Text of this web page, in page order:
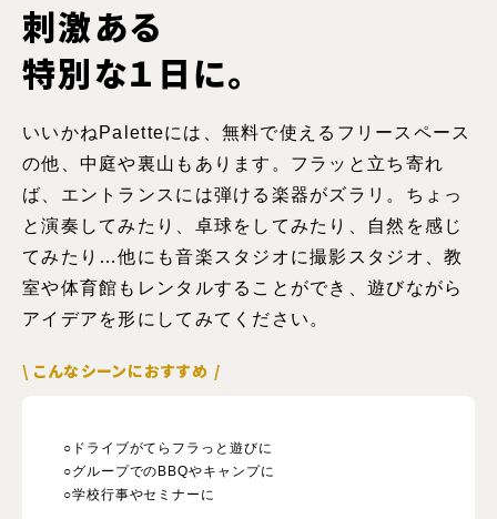
刺激ある
特別な１日に。
いいかねPaletteには、無料で使えるフリースペース
の他、中庭や裏山もあります。フラッと立ち寄れ
ば、エントランスには弾ける楽器がズラリ。ちょっ
と演奏してみたり、卓球をしてみたり、自然を感じ
てみたり…他にも音楽スタジオに撮影スタジオ、教
室や体育館もレンタルすることができ、遊びながら
アイデアを形にしてみてください。
\ こんなシーンにおすすめ /
○ドライブがてらフラっと遊びに
○グループでのBBQやキャンプに
○学校行事やセミナーに